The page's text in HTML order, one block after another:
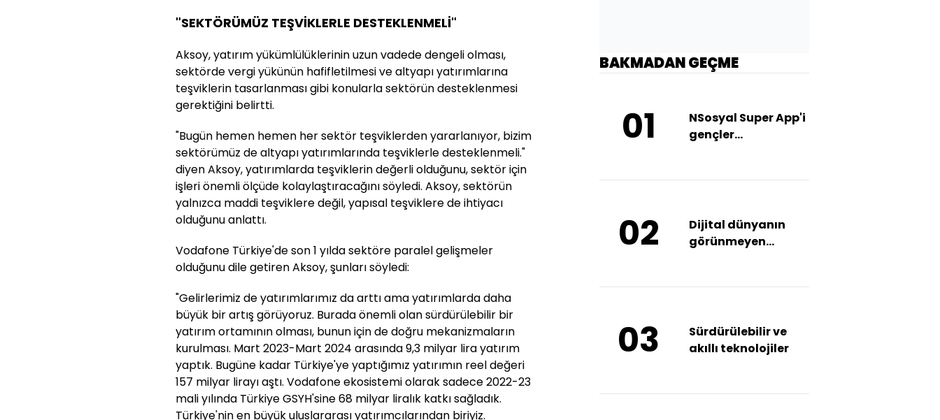
"SEKTÖRÜMÜZ TEŞVİKLERLE DESTEKLENMELİ"
Aksoy, yatırım yükümlülüklerinin uzun vadede dengeli olması,
sektörde vergi yükünün hafifletilmesi ve altyapı yatırımlarına
teşviklerin tasarlanması gibi konularla sektörün desteklenmesi
gerektiğini belirtti.
"Bugün hemen hemen her sektör teşviklerden yararlanıyor, bizim
sektörümüz de altyapı yatırımlarında teşviklerle desteklenmeli."
diyen Aksoy, yatırımlarda teşviklerin değerli olduğunu, sektör için
işleri önemli ölçüde kolaylaştıracağını söyledi. Aksoy, sektörün
yalnızca maddi teşviklere değil, yapısal teşviklere de ihtiyacı
olduğunu anlattı.
Vodafone Türkiye'de son 1 yılda sektöre paralel gelişmeler
olduğunu dile getiren Aksoy, şunları söyledi:
"Gelirlerimiz de yatırımlarımız da arttı ama yatırımlarda daha
büyük bir artış görüyoruz. Burada önemli olan sürdürülebilir bir
yatırım ortamının olması, bunun için de doğru mekanizmaların
kurulması. Mart 2023-Mart 2024 arasında 9,3 milyar lira yatırım
yaptık. Bugüne kadar Türkiye'ye yaptığımız yatırımın reel değeri
157 milyar lirayı aştı. Vodafone ekosistemi olarak sadece 2022-23
mali yılında Türkiye GSYH'sine 68 milyar liralık katkı sağladık.
Türkiye'nin en büyük uluslararası yatırımcılarından biriyiz.
BAKMADAN GEÇME
01
NSosyal Super App'i
gençler
02
Dijital dünyanın
görünmeyen
03
Sürdürülebilir ve
akıllı teknolojiler